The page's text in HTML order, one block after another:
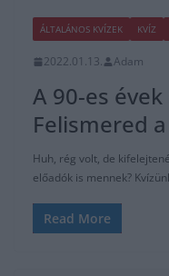
ÁLTALÁNOS KVÍZEK KVÍZ
2022.01.13. Adam
A 90-es
Felismered
Huh, rég volt, de
előadók is mennek?
Read More